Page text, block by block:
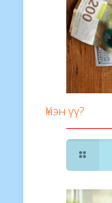
Үнэн үү?